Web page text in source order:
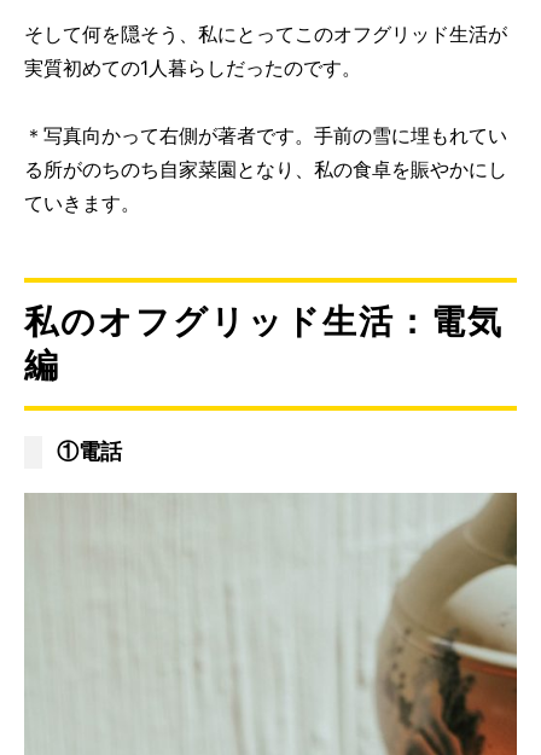
そして何を隠そう、私にとってこのオフグリッド生活が
実質初めての1人暮らしだったのです。
＊写真向かって右側が著者です。手前の雪に埋もれてい
る所がのちのち自家菜園となり、私の食卓を賑やかにし
ていきます。
私のオフグリッド生活：電気
編
①電話